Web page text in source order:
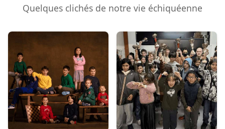
Quelques clichés de notre vie échiquéenne